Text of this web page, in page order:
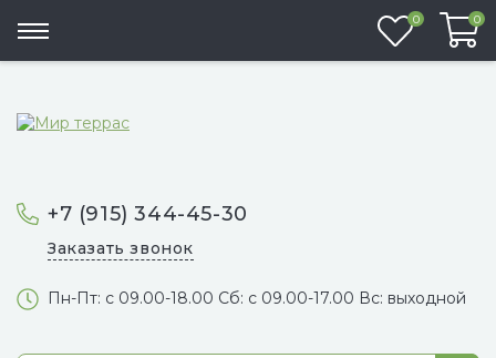
+7 (915) 344-45-30
Заказать звонок
Пн-Пт: с 09.00-18.00 Сб: с 09.00-17.00 Вс: выходной
0 0